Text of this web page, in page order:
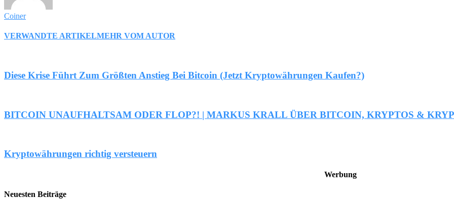
Coiner
VERWANDTE ARTIKELMEHR VOM AUTOR
Diese Krise Führt Zum Größten Anstieg Bei Bitcoin (Jetzt Kryptowährungen Kaufen?)
BITCOIN UNAUFHALTSAM ODER FLOP?! | MARKUS KRALL ÜBER BITCOIN, KRYPTOS &
Kryptowährungen richtig versteuern
Werbung
Neuesten Beiträge